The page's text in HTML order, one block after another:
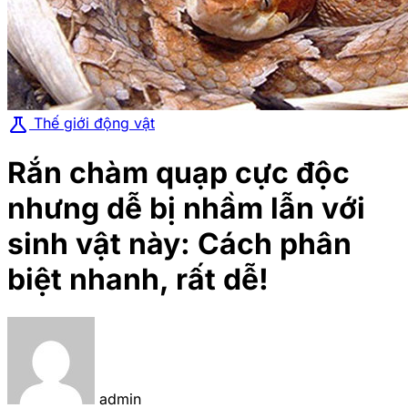
science Thế giới động vật
Rắn chàm quạp cực độc
nhưng dễ bị nhầm lẫn với
sinh vật này: Cách phân
biệt nhanh, rất dễ!
admin